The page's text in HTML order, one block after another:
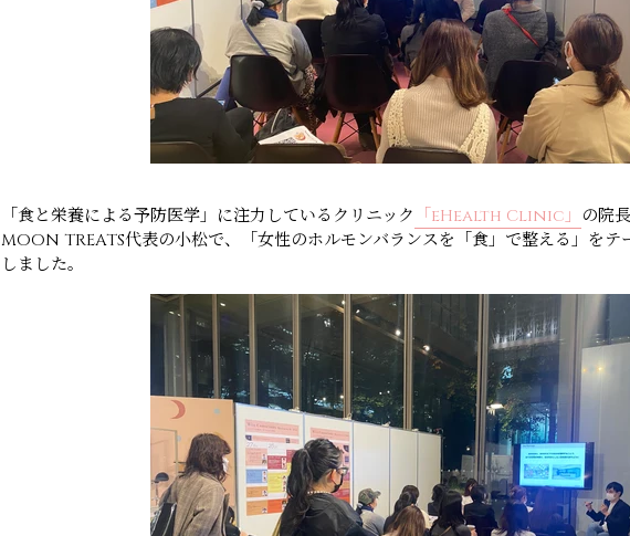
「食と栄養による予防医学」に注力しているクリニック 「eHealth Clinic」 の院
MOON TREATS代表の小松で、「女性のホルモンバランスを「食」で整える」をテ
しました。